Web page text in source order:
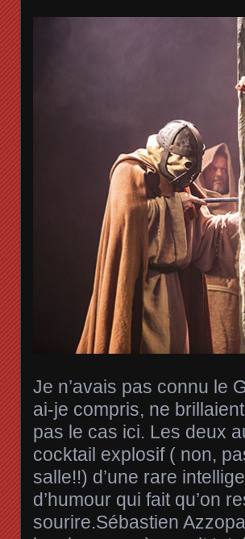
Je n’avais pas connu le
ai-je compris, ne
pas le cas ici. Les deux
cocktail explosif ( non,
salle!!) d’une rare
d’humour qui fait qu’on
sourire.Sébastien